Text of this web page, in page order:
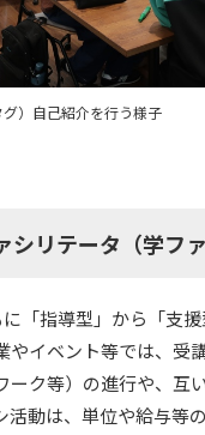
）自己紹介を行う様子
シリテータ（学フ
「指導型」から「支
やイベント等では、受
ーク等）の進行や、互
活動は、単位や給与等